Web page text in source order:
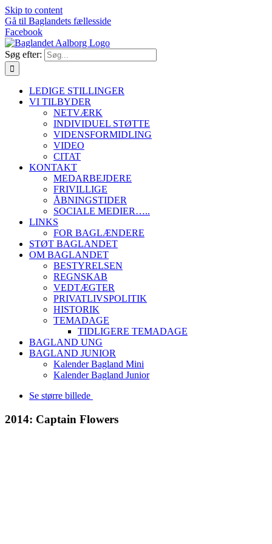
Skip to content
Gå til Baglandets fællesside
Facebook
Søg efter:
LEDIGE STILLINGER
VI TILBYDER
NETVÆRK
INDIVIDUEL STØTTE
VIDENSFORMIDLING
VIDEO
CITAT
KONTAKT
MEDARBEJDERE
FRIVILLIGE
ÅBNINGSTIDER
SOCIALE MEDIER…..
LINKS
FOR BAGLÆNDERE
STØT BAGLANDET
OM BAGLANDET
BESTYRELSEN
REGNSKAB
VEDTÆGTER
PRIVATLIVSPOLITIK
HISTORIK
TEMADAGE
TIDLIGERE TEMADAGE
BAGLAND UNG
BAGLAND JUNIOR
Kalender Bagland Mini
Kalender Bagland Junior
Se større billede
2014: Captain Flowers